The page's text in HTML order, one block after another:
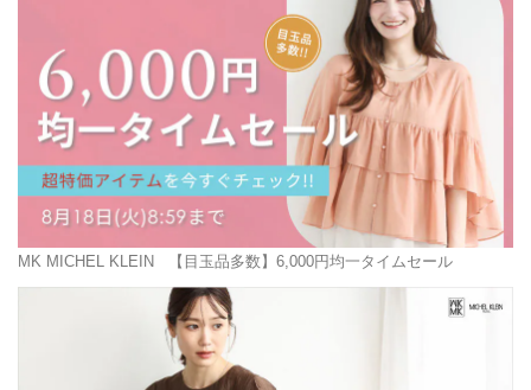
MK MICHEL KLEIN 【目玉品多数】6,000円均一タイムセール